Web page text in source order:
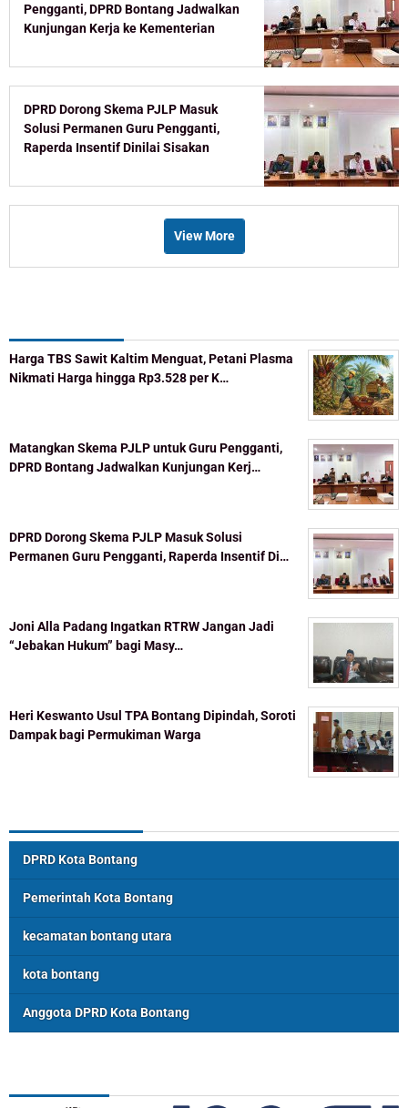
Pengganti, DPRD Bontang Jadwalkan
Kunjungan Kerja ke Kementerian
DPRD Dorong Skema PJLP Masuk
Solusi Permanen Guru Pengganti,
Raperda Insentif Dinilai Sisakan
View More
Harga TBS Sawit Kaltim Menguat, Petani Plasma
Nikmati Harga hingga Rp3.528 per K…
Matangkan Skema PJLP untuk Guru Pengganti,
DPRD Bontang Jadwalkan Kunjungan Kerj…
DPRD Dorong Skema PJLP Masuk Solusi
Permanen Guru Pengganti, Raperda Insentif Di…
Joni Alla Padang Ingatkan RTRW Jangan Jadi
“Jebakan Hukum” bagi Masy…
Heri Keswanto Usul TPA Bontang Dipindah, Soroti
Dampak bagi Permukiman Warga
DPRD Kota Bontang
Pemerintah Kota Bontang
kecamatan bontang utara
kota bontang
Anggota DPRD Kota Bontang